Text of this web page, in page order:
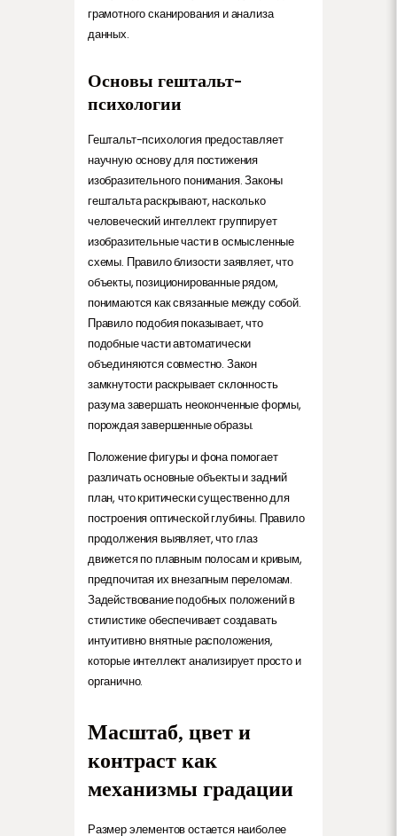
грамотного сканирования и анализа
данных.
Основы гештальт-
психологии
Гештальт-психология предоставляет
научную основу для постижения
изобразительного понимания. Законы
гештальта раскрывают, насколько
человеческий интеллект группирует
изобразительные части в осмысленные
схемы. Правило близости заявляет, что
объекты, позиционированные рядом,
понимаются как связанные между собой.
Правило подобия показывает, что
подобные части автоматически
объединяются совместно. Закон
замкнутости раскрывает склонность
разума завершать неоконченные формы,
порождая завершенные образы.
Положение фигуры и фона помогает
различать основные объекты и задний
план, что критически существенно для
построения оптической глубины. Правило
продолжения выявляет, что глаз
движется по плавным полосам и кривым,
предпочитая их внезапным переломам.
Задействование подобных положений в
стилистике обеспечивает создавать
интуитивно внятные расположения,
которые интеллект анализирует просто и
органично.
Масштаб, цвет и
контраст как
механизмы градации
Размер элементов остается наиболее